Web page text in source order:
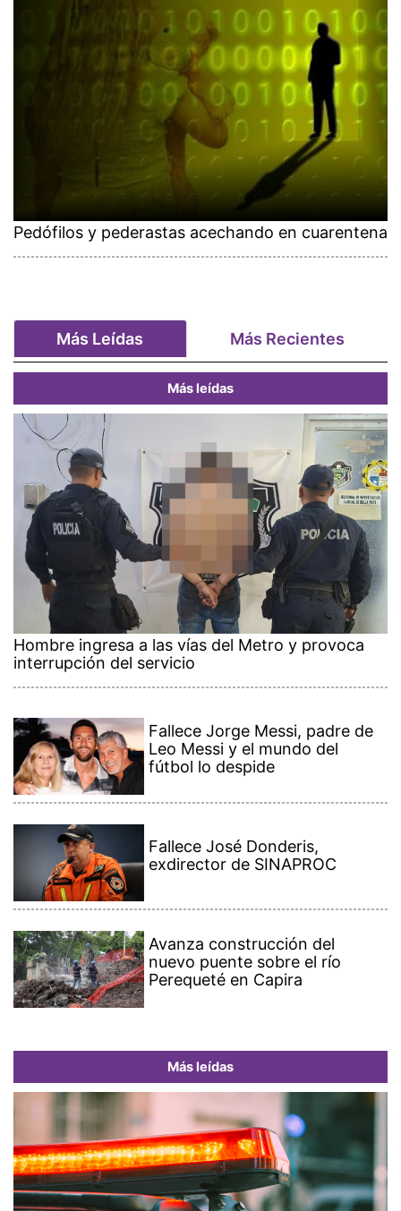
Pedófilos y pederastas acechando en cuarentena
Más Leídas Más Recientes
Más leídas
Hombre ingresa a las vías del Metro y provoca
interrupción del servicio
Fallece Jorge Messi, padre de
Leo Messi y el mundo del
fútbol lo despide
Fallece José Donderis,
exdirector de SINAPROC
Avanza construcción del
nuevo puente sobre el río
Perequeté en Capira
Más leídas